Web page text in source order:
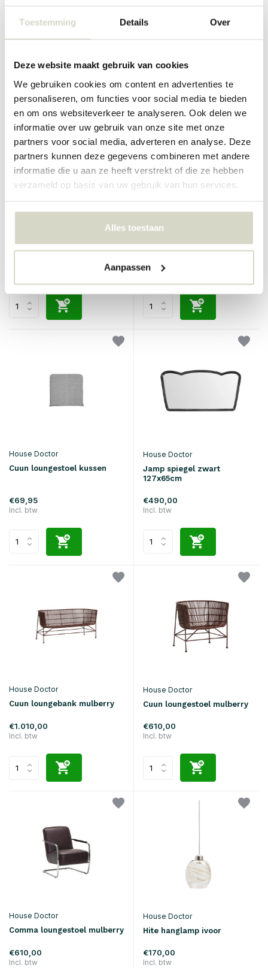
Toestemming Details Over
Deze website maakt gebruik van cookies
We gebruiken cookies om content en advertenties te
personaliseren, om functies voor social media te bieden
en om ons websiteverkeer te analyseren. Ook delen we
informatie over uw gebruik van onze site met onze
partners voor social media, adverteren en analyse. Deze
partners kunnen deze gegevens combineren met andere
informatie die u aan ze heeft verstrekt of die ze hebben
verzameld op basis van uw gebruik van hun services.
Alles toestaan
Aanpassen
€480,00
Incl. btw
€134,90
Bedsi bijzettafel/nachtkastje
mulberry
Cuun loungebank kussen
€134,90
Incl. btw
House Doctor
Cuun loungestoel kussen
€69,95
Incl. btw
House Doctor
Jamp spiegel zwart
127x65cm
€490,00
Incl. btw
House Doctor
Cuun loungebank mulberry
€1.010,00
Incl. btw
House Doctor
Cuun loungestoel mulberry
€610,00
Incl. btw
House Doctor
Comma loungestoel mulberry
€610,00
Incl. btw
House Doctor
Hite hanglamp ivoor
€170,00
Incl. btw